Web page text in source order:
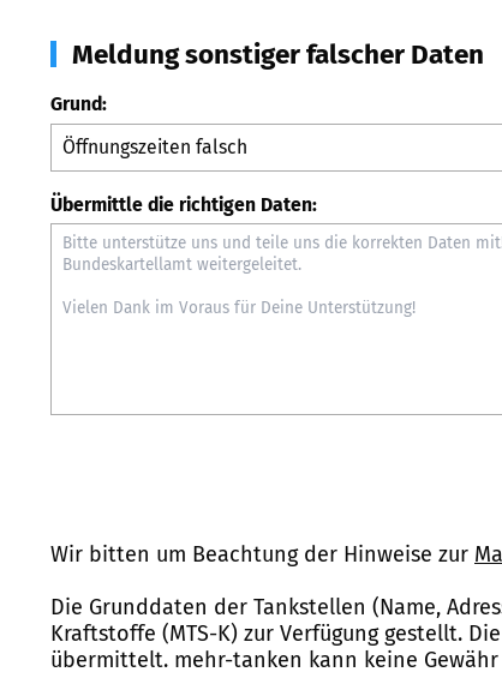
Meldung sonstiger falscher Daten
Grund:
Übermittle die richtigen Daten:
Wir bitten um Beachtung der Hinweise zur
Die Grunddaten der Tankstellen (Name,
Kraftstoffe (MTS-K) zur Verfügung gestellt.
übermittelt. mehr-tanken kann keine